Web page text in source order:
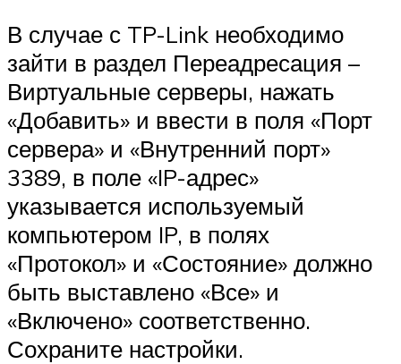
В случае с TP-Link необходимо
зайти в раздел Переадресация –
Виртуальные серверы, нажать
«Добавить» и ввести в поля «Порт
сервера» и «Внутренний порт»
3389, в поле «IP-адрес»
указывается используемый
компьютером IP, в полях
«Протокол» и «Состояние» должно
быть выставлено «Все» и
«Включено» соответственно.
Сохраните настройки.